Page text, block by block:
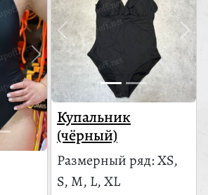
Купальник
(чёрный)
Размерный ряд: XS,
S, M, L, XL